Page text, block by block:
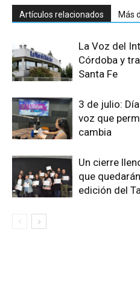
Artículos relacionados Más
La Voz del
Córdoba y
Santa Fe
3 de julio:
voz que
cambia
Un cierre
que
edición del